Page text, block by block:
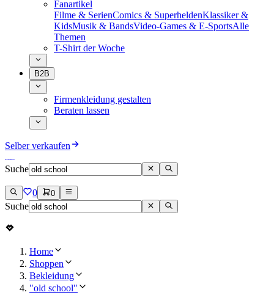
Fanartikel
Filme & SerienComics & SuperheldenKlassiker &
KidsMusik & BandsVideo-Games & E-SportsAlle
Themen
T-Shirt der Woche
B2B
Firmenkleidung gestalten
Beraten lassen
Selber verkaufen
Suche
0 0
Suche
Home
Shoppen
Bekleidung
"old school"